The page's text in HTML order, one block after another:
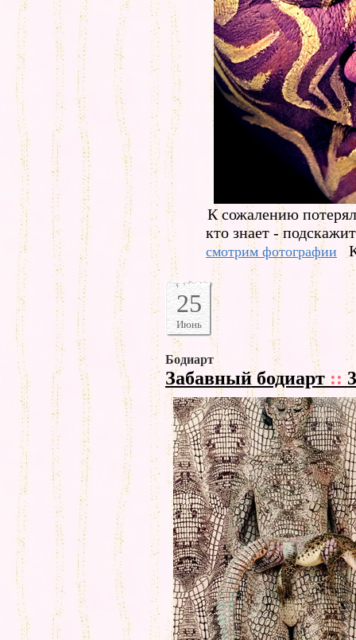
К сожалению
кто знает -
смотрим фотографии
25
Июнь
Бодиарт
Забавный бодиарт ::